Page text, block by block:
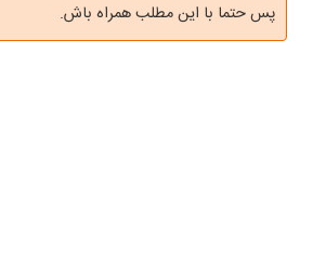
پس حتما با این مطلب همراه باش.